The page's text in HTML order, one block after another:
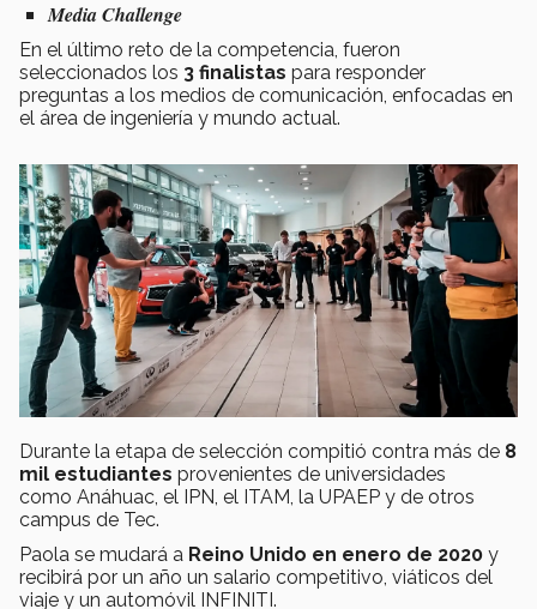
Media Challenge
En el último reto de la competencia, fueron
seleccionados los 3 finalistas para responder
preguntas a los medios de comunicación, enfocadas en
el área de ingeniería y mundo actual.
Durante la etapa de selección compitió contra más de 8
mil estudiantes provenientes de universidades
como Anáhuac, el IPN, el ITAM, la UPAEP y de otros
campus de Tec.
Paola se mudará a Reino Unido en enero de 2020 y
recibirá por un año un salario competitivo, viáticos del
viaje y un automóvil INFINITI.